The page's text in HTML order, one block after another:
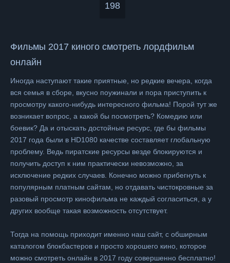
Фильмы 2017 киного смотреть лордфильм
онлайн
Иногда наступают такие приятные, но редкие вечера, когда
вся семья в сборе, вкусно поужинали и пора приступить к
просмотру какого-нибудь интересного фильма! Порой тут же
возникает вопрос, а какой бы посмотреть? Комедию или
боевик? Да и отыскать достойные ресурс, где бы фильмы
2017 года были в HD1080 качестве составляет глобальную
проблему. Ведь пиратские ресурсы везде блокируются и
получить доступ к ним практически невозможно, за
исключение редких случаев. Конечно можно прибегнуть к
популярным платным сайтам, но отдавать чистокровные за
разовый просмотр кинофильма не каждый согласиться, а у
других вообще такая возможность отсутствует.
Тогда на помощь приходит именно наш сайт, с обширным
каталогом блокбастеров и просто хорошего кино, которое
можно смотреть онлайн в 2017 году совершенно бесплатно!
198